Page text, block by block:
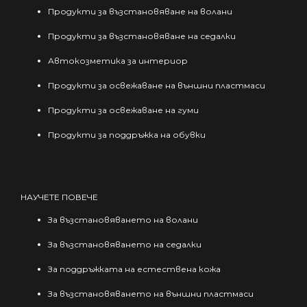
Продукти за възстановяване на волани
Продукти за възстановяване на седалки
Автокозметика за интериор
Продукти за освежаване на външни пластмаси
Продукти за освежаване на гуми
Продукти за поддръжка на обувки
НАУЧЕТЕ ПОВЕЧЕ
За възстановяването на волани
За възстановяването на седалки
За поддръжката на естествена кожа
За възстановяването на външни пластмаси